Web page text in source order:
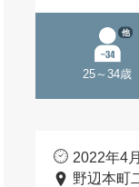
25～34歳
他
2022年4
野辺本町